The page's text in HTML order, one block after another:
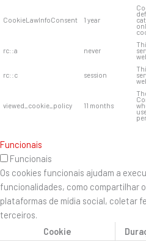
CookieLawInfoConsent 1 year
rc::a never
rc::c session
viewed_cookie_policy 11 months
Funcionais
Funcionais
Os cookies funcionais ajudam a
funcionalidades, como compartilhar
plataformas de mídia social, coletar
terceiros.
Cookie